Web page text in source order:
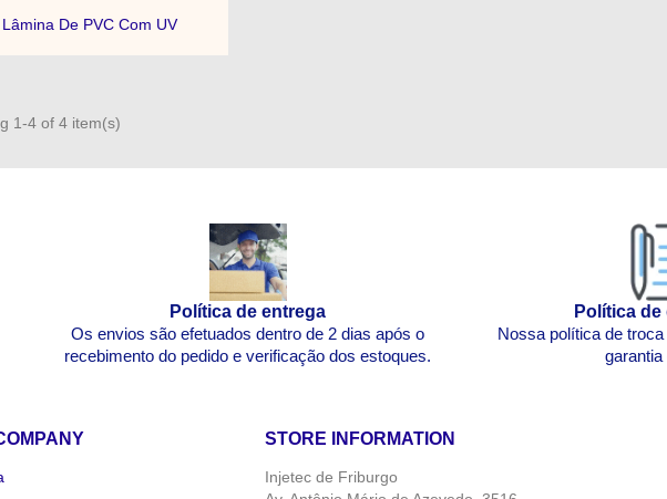
 Quick view
Lâmina De PVC Com UV
1-4 of 4 item(s)
Política de entrega
Os envios são efetuados dentro de 2 dias após o
recebimento do pedido e verificação dos estoques.
Política
Nossa política de
STORE INFORMATION
Injetec de Friburgo